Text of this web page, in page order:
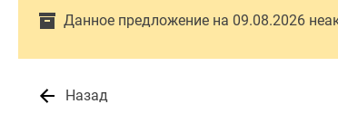
Данное предложение на 09.08.2026
Назад